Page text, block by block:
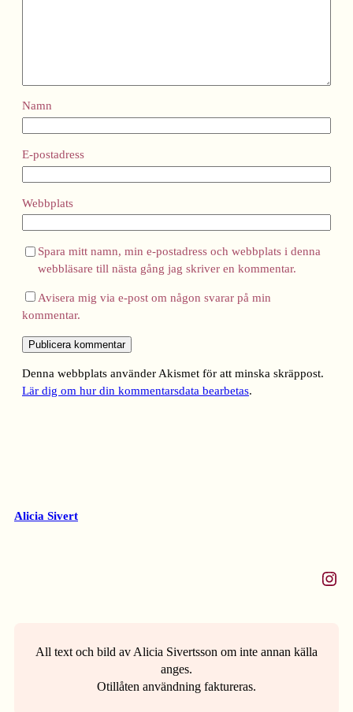
Namn
E-postadress
Webbplats
Spara mitt namn, min e-postadress och webbplats i denna
webbläsare till nästa gång jag skriver en kommentar.
Avisera mig via e-post om någon svarar på min
kommentar.
Denna webbplats använder Akismet för att minska skräppost.
Lär dig om hur din kommentarsdata bearbetas.
Alicia Sivert
Instagram
All text och bild av Alicia Sivertsson om inte annan källa
anges.
Otillåten användning faktureras.